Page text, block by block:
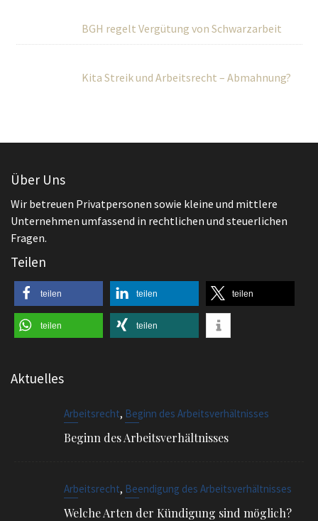
BGH regelt Vergütung von Schwarzarbeit
Kita Streik und Arbeitsrecht – Abmahnung?
Über Uns
Wir betreuen Privatpersonen sowie kleine und mittlere
Unternehmen umfassend in rechtlichen und steuerlichen
Fragen.
Teilen
teilen teilen teilen
teilen teilen
Aktuelles
Arbeitsrecht, Beginn des Arbeitsverhältnisses
Beginn des Arbeitsverhältnisses
Arbeitsrecht, Beendigung des Arbeitsverhältnisses
Welche Arten der Kündigung sind möglich?